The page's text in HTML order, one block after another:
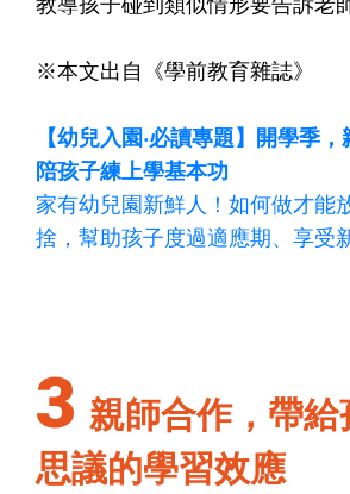
※本文出自《學前教育雜誌》
【幼兒入園‧必讀專題】開學季
陪孩子練上學基本功
家有幼兒園新鮮人！如何做才能
捨，幫助孩子度過適應期、享受
3 親師合作，帶
思議的學習效應